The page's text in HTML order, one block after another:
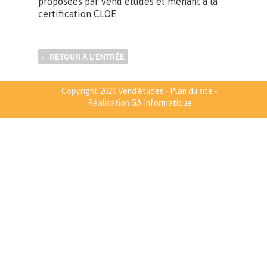
certification CLOE
← RETOUR À L'ENTRÉE
Copyright 2026Vend'études - Plan du site -
Réalisation GA Informatique